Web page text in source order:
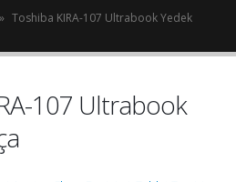
» Toshiba KIRA-107 Ultrabook Yedek
107 Ultrabook